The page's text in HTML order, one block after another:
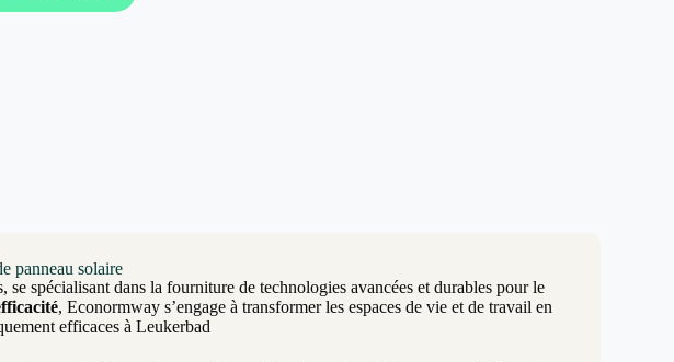
panneau solaire
spécialisant dans la fourniture de technologies avancées et durables pour le
, Econormway s’engage à transformer les espaces de vie et de travail en
efficaces à Leukerbad